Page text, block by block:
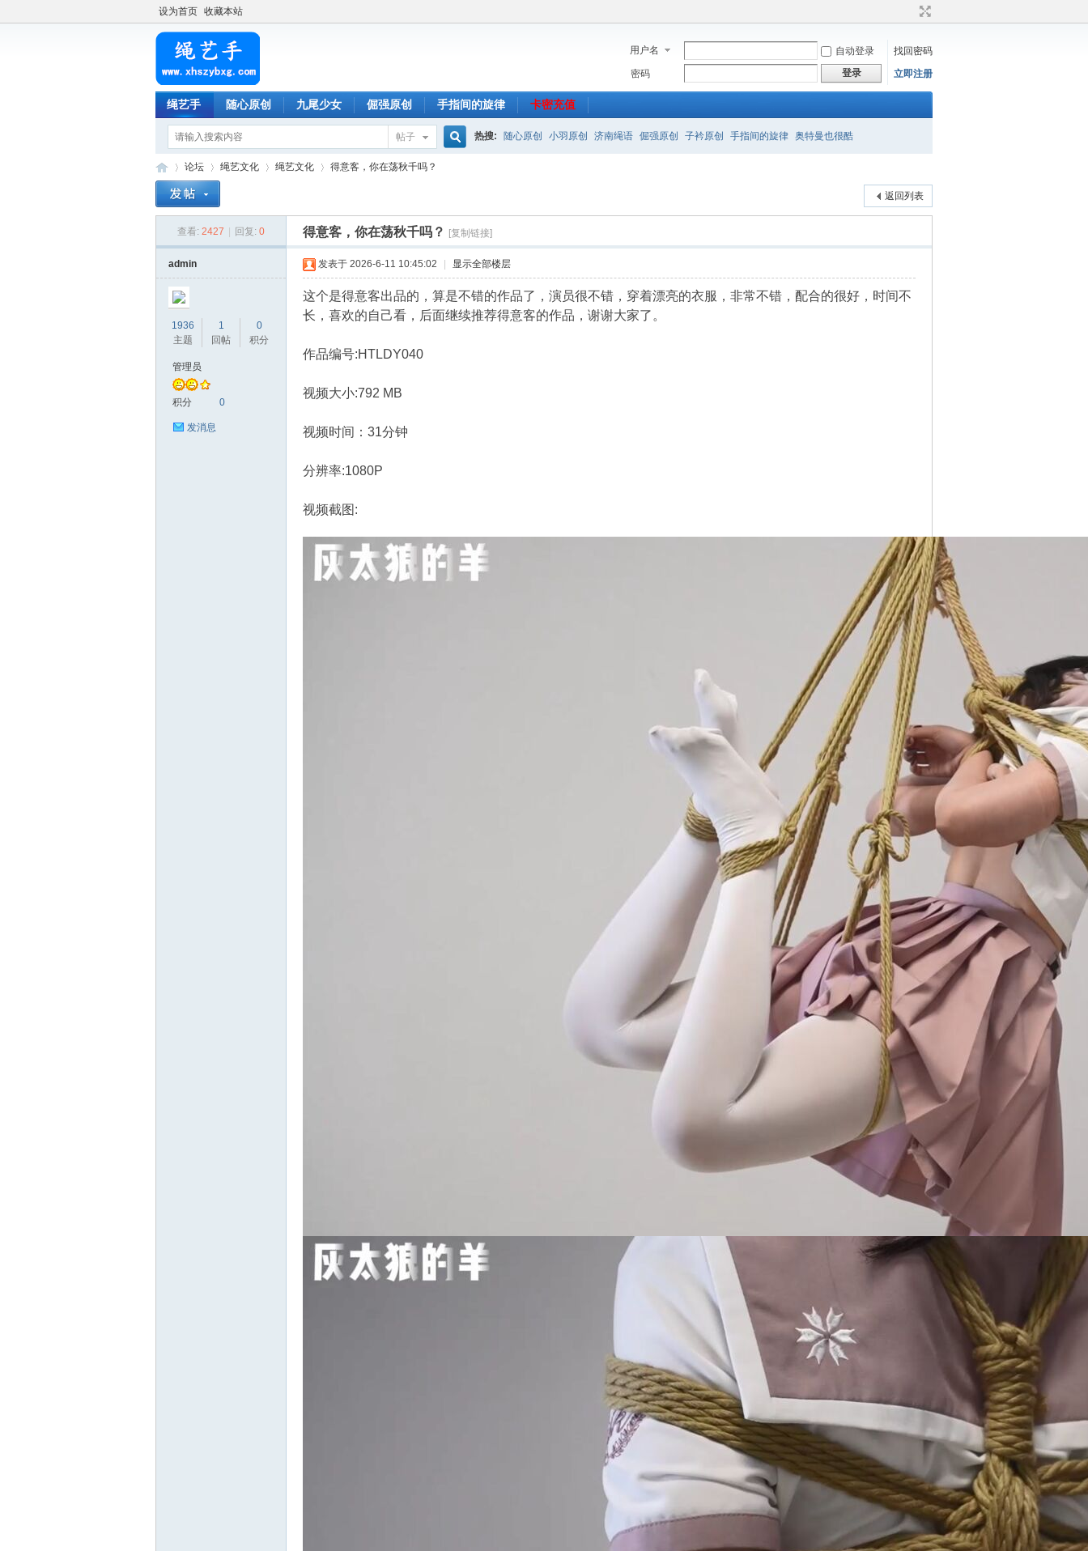
设为首页 收藏本站
用户名 自动登录
找回密码
密码
登录 立即注册
绳艺手 随心原创 九尾少女 倔强原创 手指间的旋律 卡密充值
帖子
索
热搜: 随心原创 小羽原创 济南绳语 倔强原创 子衿原创 手指间的旋律 奥特曼也很酷
论坛
›
绳艺文化
›
绳艺文化
›
得意客，你在荡秋千吗？
返回列表
查看: 2427 回复: 0 得意客，你在荡秋千吗？ [复制链接]
admin
1936
主题
1
回帖
0
积分
管理员
积分 0
发消息
发表于 2026-6-11 10:45:02 显示全部楼层
这个是得意客出品的，算是不错的作品了，演员很不错，穿着漂亮的衣服，非常不错，配合的很好，时间不
长，喜欢的自己看，后面继续推荐得意客的作品，谢谢大家了。
作品编号:HTLDY040
视频大小:792 MB
视频时间：31分钟
分辨率:1080P
视频截图: